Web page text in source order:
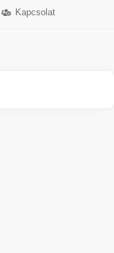
Kapcsolat